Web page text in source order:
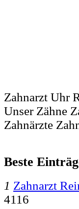
Zahnarzt Uhr
Unser Zähne
Zahnärzte
Beste
1 Zahnarzt
4116